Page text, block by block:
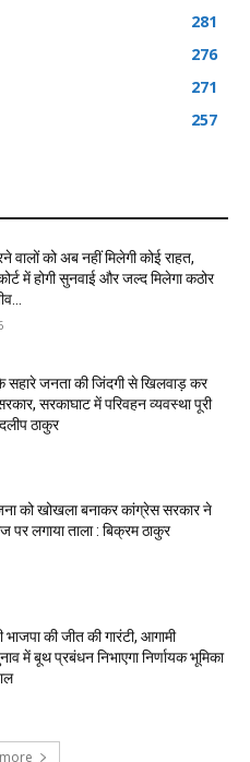
281
276
271
257
वालों को अब नहीं मिलेगी कोई राहत,
में होगी सुनवाई और जल्द मिलेगा कठोर
सहारे जनता की जिंदगी से खिलवाड़ कर
सरकाघाट में परिवहन व्यवस्था पूरी
ठाकुर
को खोखला बनाकर कांग्रेस सरकार ने
पर लगाया ताला : बिक्रम ठाकुर
की जीत की गारंटी, आगामी
में बूथ प्रबंधन निभाएगा निर्णायक भूमिका